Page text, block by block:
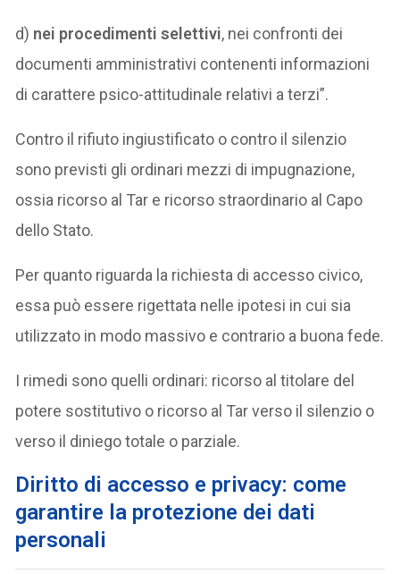
d) nei procedimenti selettivi, nei confronti dei
documenti amministrativi contenenti informazioni
di carattere psico-attitudinale relativi a terzi”.
Contro il rifiuto ingiustificato o contro il silenzio
sono previsti gli ordinari mezzi di impugnazione,
ossia ricorso al Tar e ricorso straordinario al Capo
dello Stato.
Per quanto riguarda la richiesta di accesso civico,
essa può essere rigettata nelle ipotesi in cui sia
utilizzato in modo massivo e contrario a buona fede.
I rimedi sono quelli ordinari: ricorso al titolare del
potere sostitutivo o ricorso al Tar verso il silenzio o
verso il diniego totale o parziale.
Diritto di accesso e privacy: come
garantire la protezione dei dati
personali